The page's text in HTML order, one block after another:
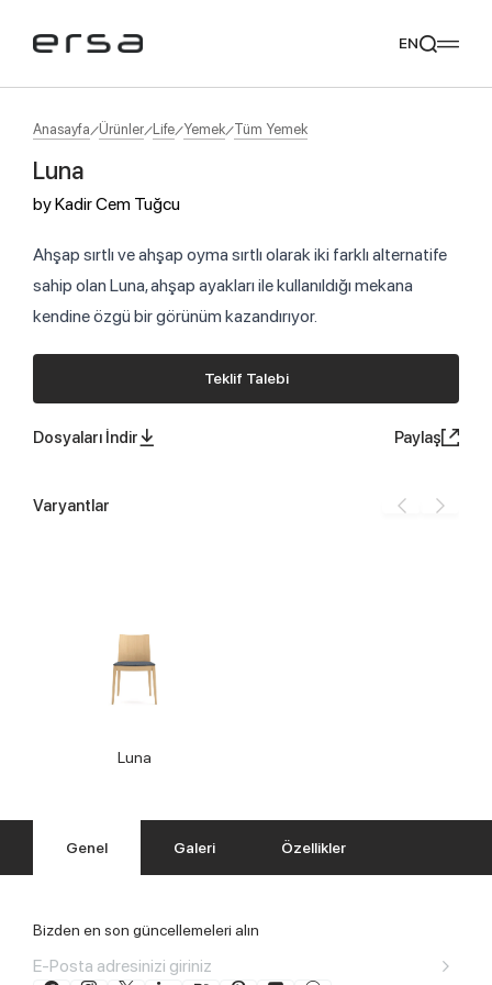
Popular searches
Tavsiye Ediyoruz
EN
Anasayfa Ürünler Life Yemek Tüm Yemek
Luna
byKadir Cem Tuğcu
Ahşap sırtlı ve ahşap oyma sırtlı olarak iki farklı alternatife
sahip olan Luna, ahşap ayakları ile kullanıldığı mekana
kendine özgü bir görünüm kazandırıyor.
Teklif Talebi
Dosyaları İndir Paylaş
Varyantlar
Luna
Genel Galeri Özellikler
Bizden en son güncellemeleri alın